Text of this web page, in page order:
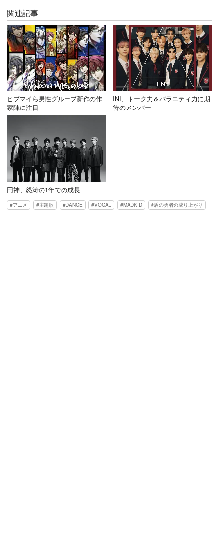
関連記事
ヒプマイら男性グループ新作の作
家陣に注目
INI、トーク力＆バラエティ力に期
待のメンバー
円神、怒涛の1年での成長
アニメ 主題歌 DANCE VOCAL MADKID 盾の勇者の成り上がり